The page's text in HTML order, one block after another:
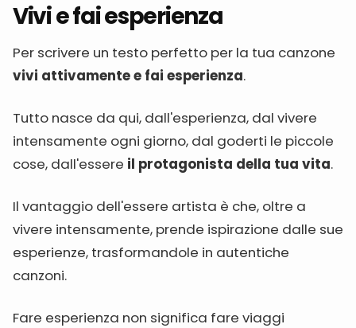
Vivi e fai esperienza
Per scrivere un testo perfetto per la tua canzone
vivi attivamente e fai esperienza.
Tutto nasce da qui, dall'esperienza, dal vivere
intensamente ogni giorno, dal goderti le piccole
cose, dall'essere il protagonista della tua vita.
Il vantaggio dell'essere artista è che, oltre a
vivere intensamente, prende ispirazione dalle sue
esperienze, trasformandole in autentiche
canzoni.
Fare esperienza non significa fare viaggi